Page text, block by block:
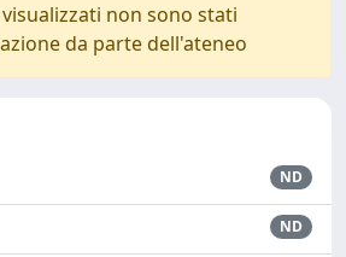
non sono stati
da parte dell'ateneo
ND
ND